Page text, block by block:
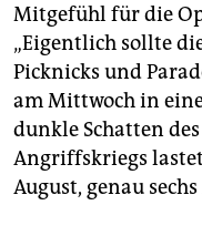
Mitgefühl für die
„Eigentlich sollte
Picknicks und
am Mittwoch in
dunkle Schatten
Angriffskriegs lastet
August, genau